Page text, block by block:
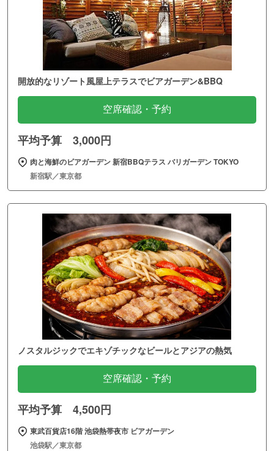
開放的なリゾート風屋上テラスでビアガーデン&BBQ
空席確認・予約
平均予算 3,000円
肉と海鮮のビアガーデン 新宿BBQテラス バリガーデン TOKYO
新宿駅／東京都
ノスタルジックでエキゾチックなビールとアジアの熱気
空席確認・予約
平均予算 4,500円
東武百貨店16階 池袋熱帯夜市 ビアガーデン
池袋駅／東京都